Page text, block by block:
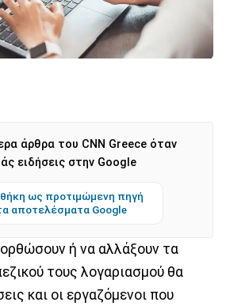
άρθρα του CNN Greece όταν
ειδήσεις στην Google
ως προτιμώμενη πηγή
αποτελέσματα Google
ή να αλλάξουν τα
τους λογαριασμού θα
και οι εργαζόμενοι που